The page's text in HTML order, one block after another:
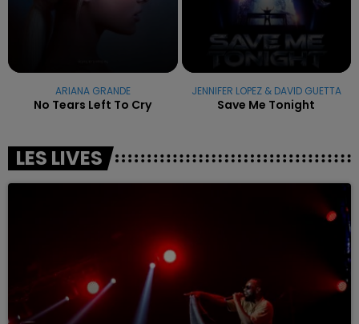
ARIANA GRANDE
No Tears Left To Cry
JENNIFER LOPEZ & DAVID GUETTA
Save Me Tonight
LES LIVES